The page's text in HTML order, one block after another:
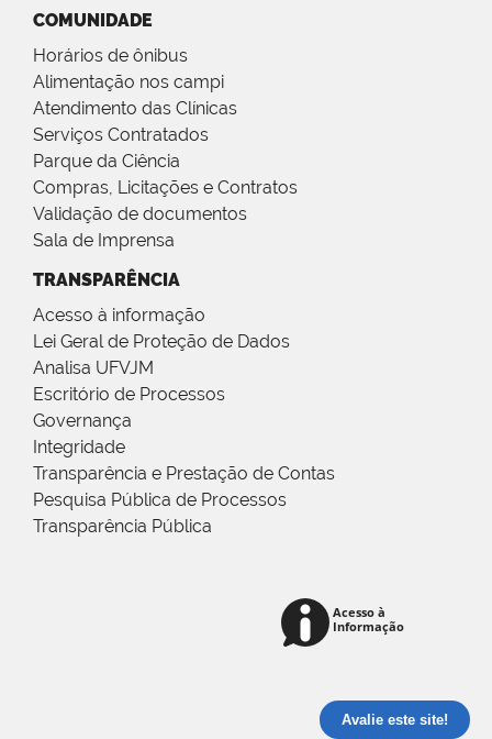
COMUNIDADE
Horários de ônibus
Alimentação nos campi
Atendimento das Clínicas
Serviços Contratados
Parque da Ciência
Compras, Licitações e Contratos
Validação de documentos
Sala de Imprensa
TRANSPARÊNCIA
Acesso à informação
Lei Geral de Proteção de Dados
Analisa UFVJM
Escritório de Processos
Governança
Integridade
Transparência e Prestação de Contas
Pesquisa Pública de Processos
Transparência Pública
Avalie este site!